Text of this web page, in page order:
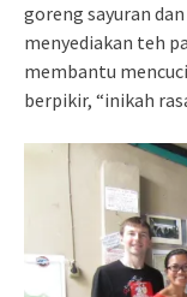
goreng sayuran
menyediakan teh
membantu
berpikir, “inikah